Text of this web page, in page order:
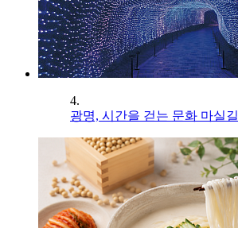
4.
광명, 시간을 걷는 문화 마실길